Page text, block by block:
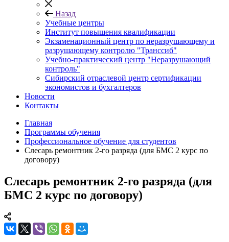
Назад
Учебные центры
Институт повышения квалификации
Экзаменационный центр по неразрушающему и
разрушающему контролю "Транссиб"
Учебно-практический центр "Неразрушающий
контроль"
Сибирский отраслевой центр сертификации
экономистов и бухгалтеров
Новости
Контакты
Главная
Программы обучения
Профессиональное обучение для студентов
Слесарь ремонтник 2-го разряда (для БМС 2 курс по
договору)
Слесарь ремонтник 2-го разряда (для
БМС 2 курс по договору)